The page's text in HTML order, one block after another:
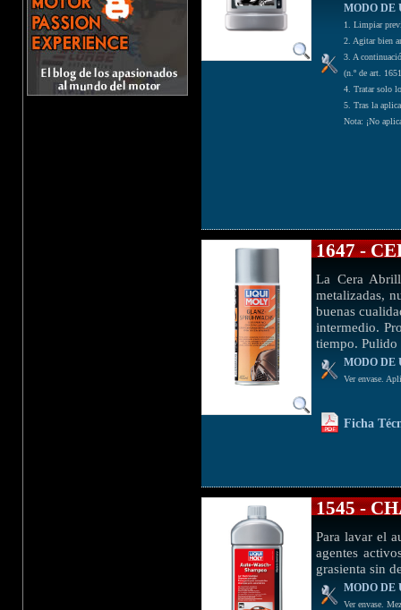
MODO DE
1. Limpiar
2. Agitar bien
3. A
(n.º de art.
4. Tratar solo
5. Tras la
Nota: ¡No
1647 -
La Cera
metalizadas,
buenas
intermedio.
tiempo.
MODO DE
Ver envase.
Ficha
1545 -
Para lavar el
agentes
grasienta sin
MODO DE
Ver envase.